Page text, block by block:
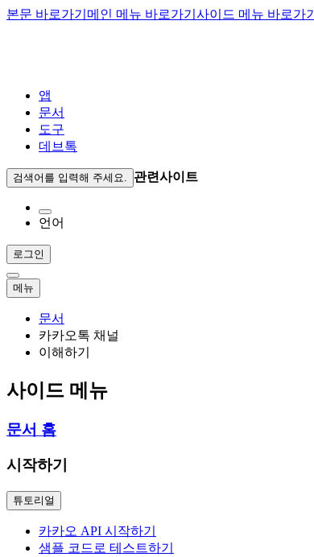
본문 바로가기 메인 메뉴 바로가기 사이드 메뉴 바로가기
앱
문서
도구
데브톡
검색어를 입력해 주세요. 관련사이트
언어
로그인
메뉴
문서
카카오톡 채널
이해하기
사이드 메뉴
문서 홈
시작하기
튜토리얼
카카오 API 시작하기
샘플 코드로 테스트하기